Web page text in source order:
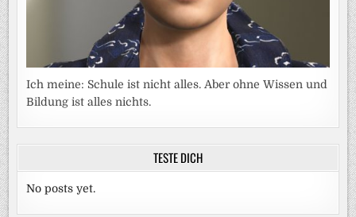
Ich meine: Schule ist nicht alles. Aber ohne Wissen und
Bildung ist alles nichts.
TESTE DICH
No posts yet.